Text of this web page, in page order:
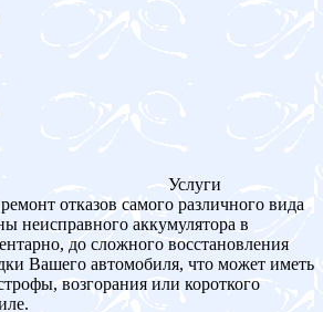
Услуги
отказов самого различного вида
неисправного аккумулятора в
до сложного восстановления
Вашего автомобиля, что может иметь
возгорания или короткого